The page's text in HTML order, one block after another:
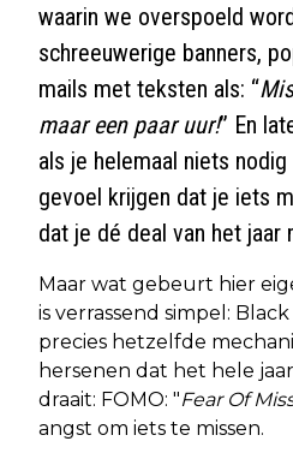
waarin we overspoeld
schreeuwerige banners,
mails met teksten als: “
maar een paar uur!” En
als je helemaal niets
gevoel krijgen dat je iets
dat je dé deal van het jaar
Maar wat gebeurt hier
is verrassend simpel:
precies hetzelfde
hersenen dat het hele
draait: FOMO: "Fear Of
angst om iets te missen.